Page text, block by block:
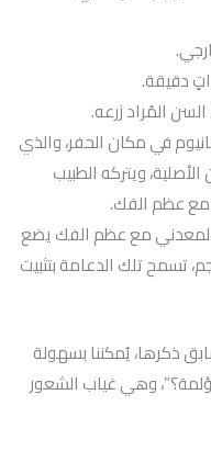
دقيقة.
المُراد زرعه.
في مكان الحفر، والذي
ويتركه الطبيب
مع عظم الفك.
المعدني مع عظم الفك يضع
تسمح تلك الدعامة بتثبيت
ذكرها، يُمكننا بسهولة
وهي غياب الشعور